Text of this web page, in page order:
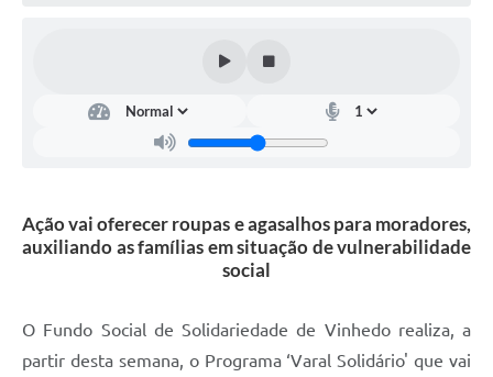
Sistema de Protocolo
Listagem dos CEPs de Vinhedo
Ação vai oferecer roupas e agasalhos para moradores,
auxiliando as famílias em situação de vulnerabilidade
social
O Fundo Social de Solidariedade de Vinhedo realiza, a
partir desta semana, o Programa ‘Varal Solidário' que vai